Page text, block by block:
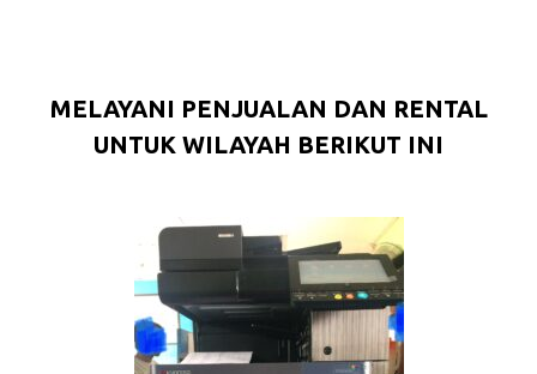
MELAYANI PENJUALAN DAN RENTAL
UNTUK WILAYAH BERIKUT INI